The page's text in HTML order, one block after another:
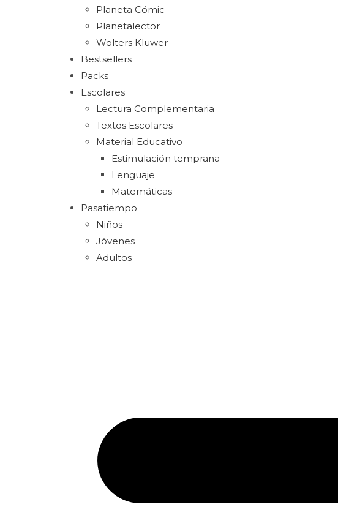
Planeta Cómic
Planetalector
Wolters Kluwer
Bestsellers
Packs
Escolares
Lectura Complementaria
Textos Escolares
Material Educativo
Estimulación temprana
Lenguaje
Matemáticas
Pasatiempo
Niños
Jóvenes
Adultos